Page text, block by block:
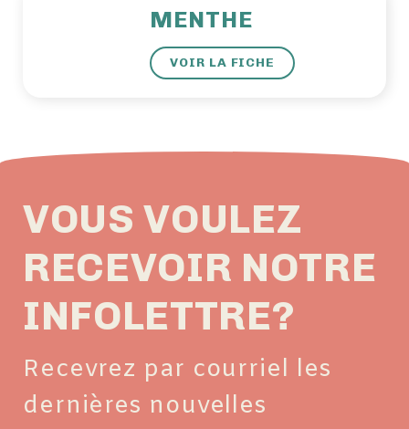
MENTHE
VOIR LA FICHE
VOUS VOULEZ
RECEVOIR NOTRE
INFOLETTRE?
Recevrez par courriel les
dernières nouvelles